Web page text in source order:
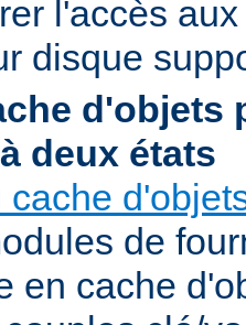
l'accès
disque
d'objets
deux états
cache
de
en cache